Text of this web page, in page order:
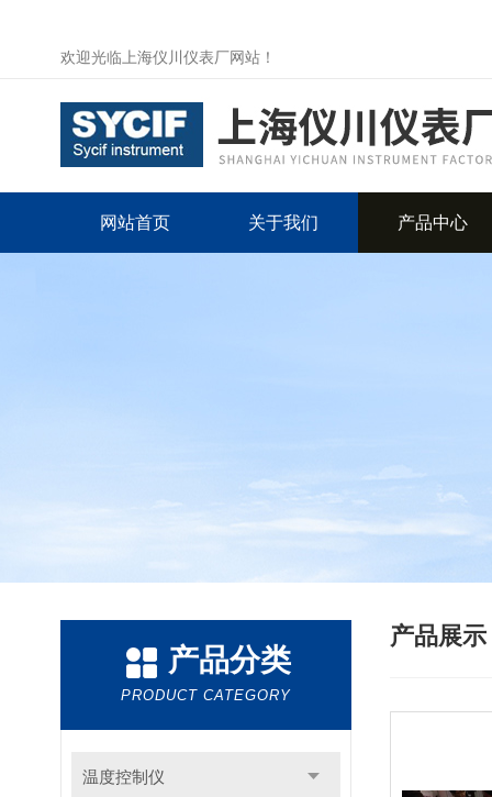
欢迎光临上海仪川仪表厂网站！
网站首页 关于我们 产品中心
产品分类
PRODUCT CATEGORY
温度控制仪
产品展示